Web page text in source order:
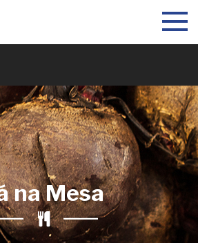
Toggle
na Mesa